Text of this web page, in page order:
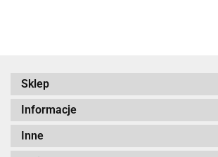
Sklep
Informacje
Inne